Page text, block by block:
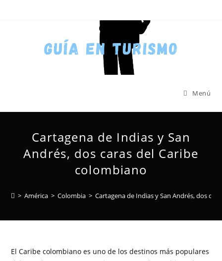
Menú
Cartagena de Indias y San
Andrés, dos caras del Caribe
colombiano
> América > Colombia > Cartagena de Indias y San Andrés, dos
El Caribe colombiano es uno de los destinos más populares